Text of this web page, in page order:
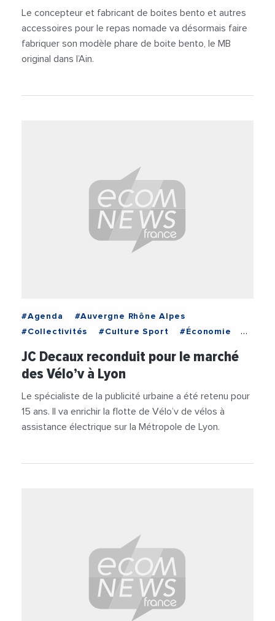
Le concepteur et fabricant de boites bento et autres
accessoires pour le repas nomade va désormais faire
fabriquer son modèle phare de boite bento, le MB
original dans l’Ain.
#Agenda
#Auvergne Rhône Alpes
#Collectivités
#Culture Sport
#Économie
JC Decaux reconduit pour le marché
des Vélo’v à Lyon
Le spécialiste de la publicité urbaine a été retenu pour
15 ans. Il va enrichir la flotte de Vélo’v de vélos à
assistance électrique sur la Métropole de Lyon.